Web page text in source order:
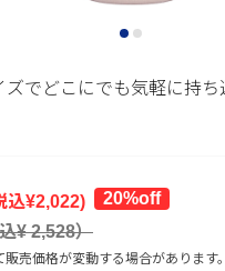
ズでどこにでも気軽に持ち
込¥2,022)
20%off
¥2,528）
売価格が変動する場合があります。